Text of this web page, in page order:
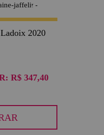
40
2020
R$ 347,40